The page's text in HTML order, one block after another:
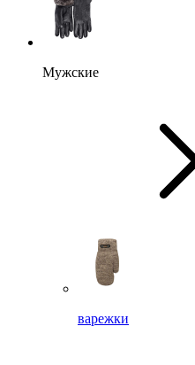
Мужские
варежки